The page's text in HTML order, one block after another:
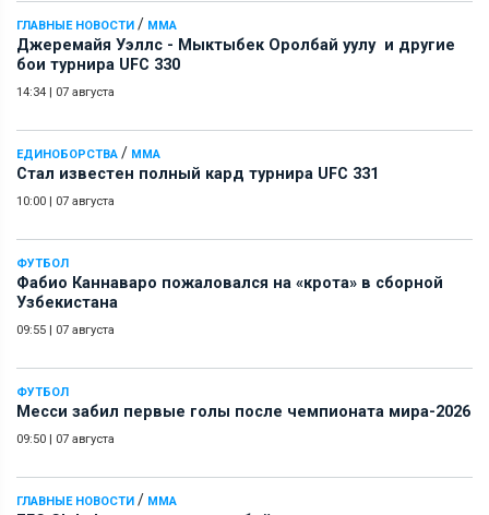
ГЛАВНЫЕ НОВОСТИ / ММА
Джеремайя Уэллс - Мыктыбек Оролбай уулу и другие
бои турнира UFC 330
14:34 | 07 августа
ЕДИНОБОРСТВА / ММА
Стал известен полный кард турнира UFC 331
10:00 | 07 августа
ФУТБОЛ
Фабио Каннаваро пожаловался на «крота» в сборной
Узбекистана
09:55 | 07 августа
ФУТБОЛ
Месси забил первые голы после чемпионата мира-2026
09:50 | 07 августа
ГЛАВНЫЕ НОВОСТИ / ММА